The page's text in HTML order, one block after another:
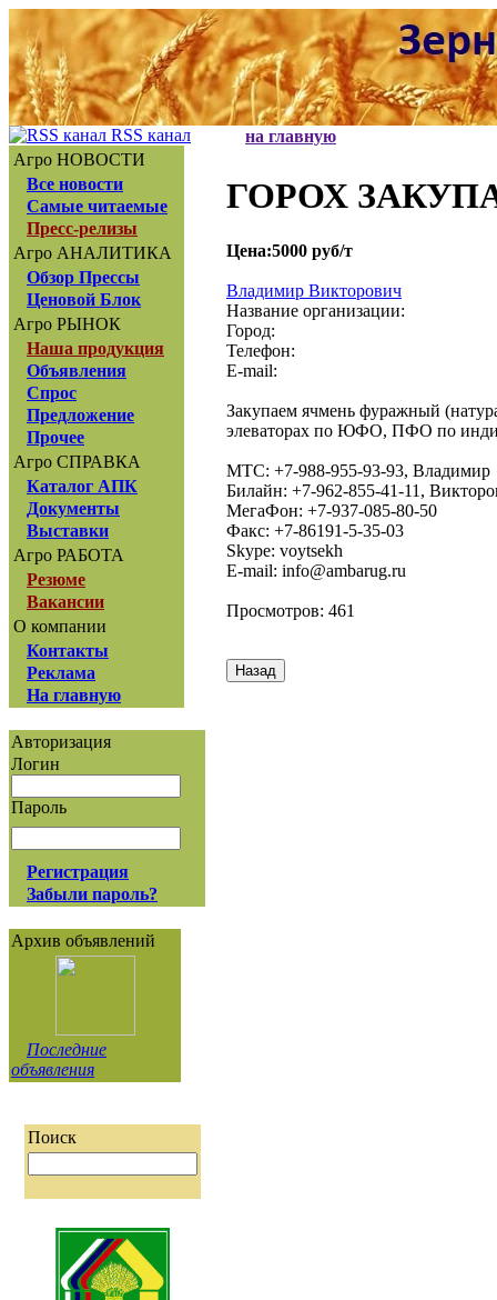
RSS канал
Агро НОВОСТИ
Все новости
Самые читаемые
Пресс-релизы
Агро АНАЛИТИКА
Обзор Прессы
Ценовой Блок
Агро РЫНОК
Наша продукция
Объявления
Спрос
Предложение
Прочее
Агро СПРАВКА
Каталог АПК
Документы
Выставки
Агро РАБОТА
Резюме
Вакансии
О компании
Контакты
Реклама
На главную
Авторизация
Логин
Пароль
Регистрация
Забыли пароль?
Архив объявлений
Последние
объявления
Поиск
на главную
ГОРОХ
Цена:5000 руб/т
Владимир Викторович
Название организации:
Город:
Телефон:
E-mail:
Закупаем ячмень фуражный
элеваторах по ЮФО, ПФО по
МТС: +7-988-955-93-93, Владимир
Билайн: +7-962-855-41-11,
МегаФон: +7-937-085-80-50
Факс: +7-86191-5-35-03
Skype: voytsekh
E-mail: info@ambarug.ru
Просмотров: 461